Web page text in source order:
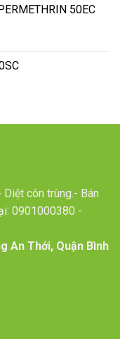
50EC
côn trùng.- Bán
0901000380 -
An Thới, Quận Bình